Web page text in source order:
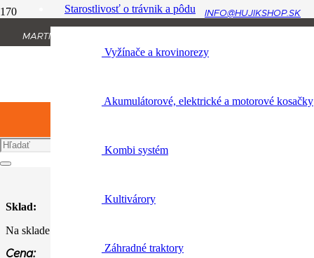
MARTINA RÁZUSA 1134/13, 010 01 ŽILINA
INFO@HUJIKSHOP.SK
+421 904 954 064
Starostlivosť o trávnik a pôdu
Vyžínače a krovinorezy
Akumulátorové, elektrické a motorové kosačky
Kombi systém
Kultivárory
Záhradné traktory
Úvod
Produkt Variant
GO”
Katalógové číslo: 0464 283 0000
Sklad:
Na sklade
Cena: